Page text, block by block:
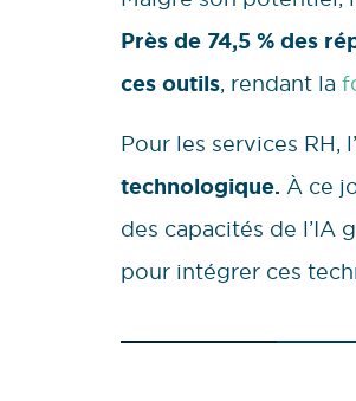
Près de 74,5 % des
ces outils, rendant la
Pour les services RH,
technologique. À ce
des capacités de l’IA
pour intégrer ces